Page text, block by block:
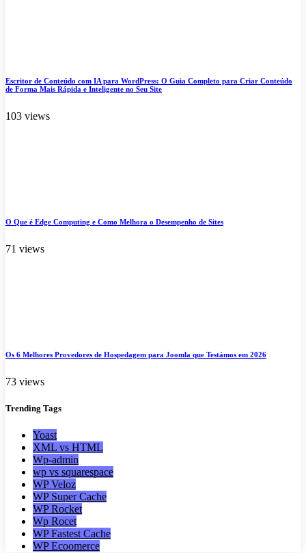
Escritor de Conteúdo com IA para WordPress: O Guia Completo para Criar Conteúdo
de Forma Mais Rápida e Inteligente no Seu Site
103 views
O Que é Edge Computing e Como Melhora o Desempenho de Sites
71 views
Os 6 Melhores Provedores de Hospedagem para Joomla que Testámos em 2026
73 views
Trending Tags
Yoast
XML vs HTML
Wp-admin
wp vs squarespace
WP Veloz
WP Super Cache
WP Rocket
Wp Rocet
WP Fastest Cache
WP Ecoomerce